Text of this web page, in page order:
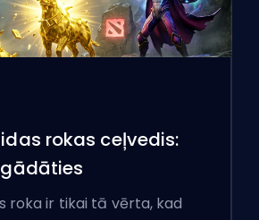
rokas ceļvedis:
roka ir tikai tā vērta, kad